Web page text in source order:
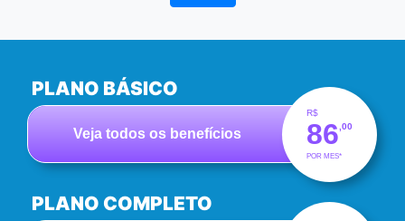
PLANO BÁSICO
Veja todos os benefícios
R$
86 ,00
POR MES*
PLANO COMPLETO